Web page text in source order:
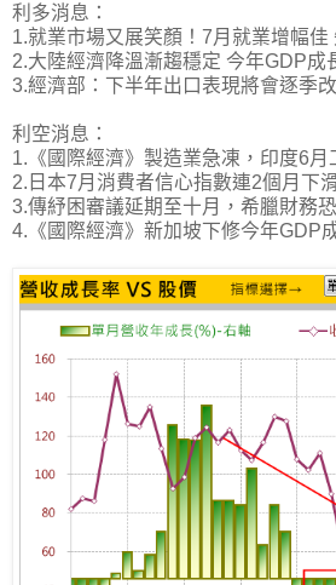
利多消息：
1.就業市場又展笑顏！7月就業增幅佳
2.大陸經濟降溫漸趨穩定 今年GDP成
3.經濟部：下半年出口表現將會逐季
利空消息：
1.《國際經濟》製造業急凍，印度6
2.日本7月消費者信心指數連2個月下
3.傳紓困審議延期至十月，希臘財務
4.《國際經濟》新加坡下修今年GDP